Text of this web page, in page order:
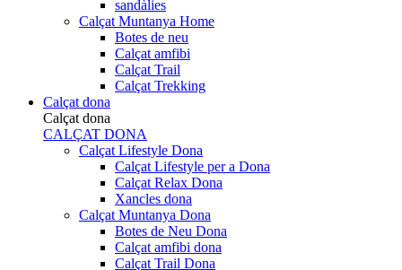
sandàlies
Calçat Muntanya Home
Botes de neu
Calçat amfibi
Calçat Trail
Calçat Trekking
Calçat dona
Calçat dona
CALÇAT DONA
Calçat Lifestyle Dona
Calçat Lifestyle per a Dona
Calçat Relax Dona
Xancles dona
Calçat Muntanya Dona
Botes de Neu Dona
Calçat amfibi dona
Calçat Trail Dona